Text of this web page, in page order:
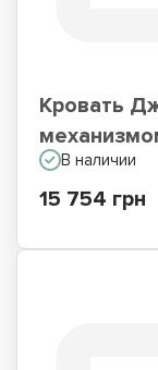
Кровать
В наличии
15 754 грн